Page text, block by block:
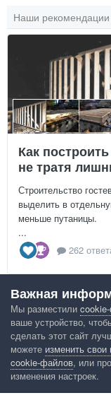
Наши рекомендации
Как
не тратя
Строительство
выделить в
меньше путаницы.
...
262
Google рекомендует
Важная
Мы разместили
ваше устройство,
сделать этот сайт
можете изменить свои
cookie-файлов, или
изменения настроек.